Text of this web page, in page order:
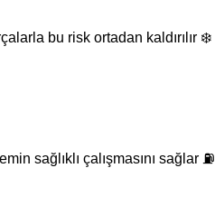
bu risk ortadan kaldırılır ❄️
sağlıklı çalışmasını sağlar ⛽